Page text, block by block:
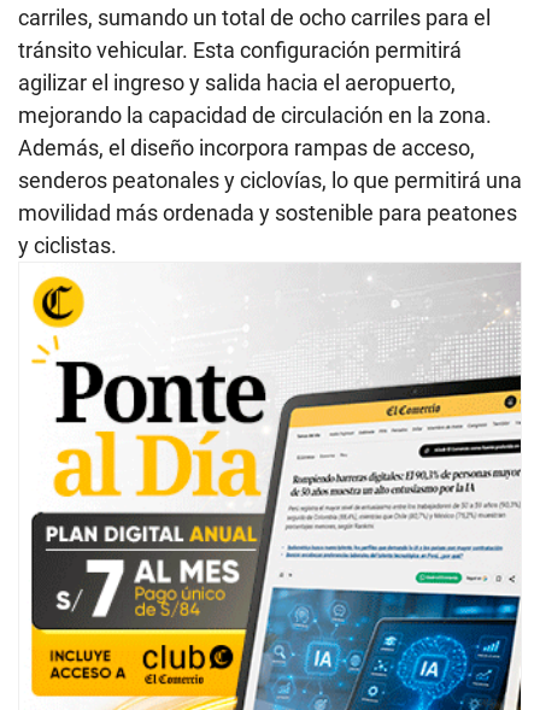
carriles, sumando un total de ocho carriles para el
tránsito vehicular. Esta configuración permitirá
agilizar el ingreso y salida hacia el aeropuerto,
mejorando la capacidad de circulación en la zona.
Además, el diseño incorpora rampas de acceso,
senderos peatonales y ciclovías, lo que permitirá una
movilidad más ordenada y sostenible para peatones
y ciclistas.